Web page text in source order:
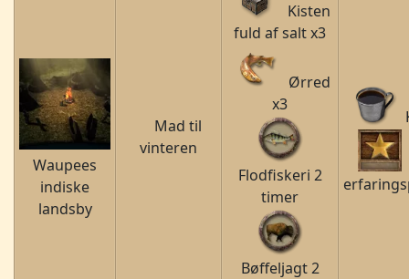
Waupees
indiske
landsby
Mad til
vinteren
Kisten
fuld af salt x3
Ørred
x3
Flodfiskeri 2
timer
Bøffeljagt 2